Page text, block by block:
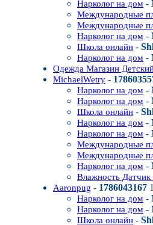
Нарколог на дом -
Международные
Международные
Нарколог на дом -
Школа онлайн -
Нарколог на дом -
Одежда Магазин
MichaelWetry -
Нарколог на дом -
Нарколог на дом -
Школа онлайн -
Нарколог на дом -
Нарколог на дом -
Международные
Международные
Нарколог на дом -
Влажность Датчик
Aaronpug - 1786043167
Нарколог на дом -
Нарколог на дом -
Школа онлайн -